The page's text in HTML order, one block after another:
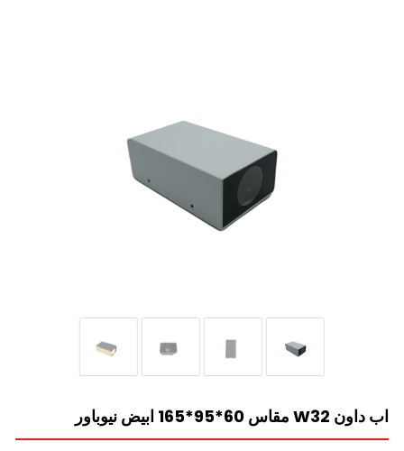
اب داون W32 مقاس 60*95*165 ابيض نيوباور